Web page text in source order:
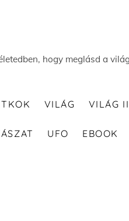
hogy meglásd a
VILÁG VILÁG
UFO EBOOK